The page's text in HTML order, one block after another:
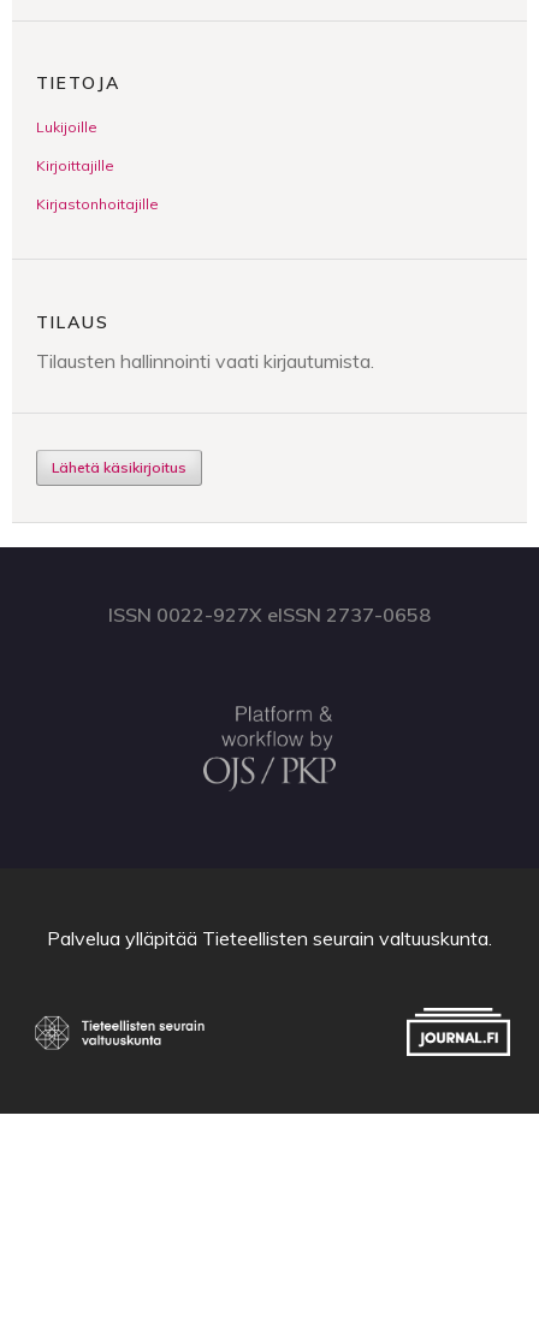
TIETOJA
Lukijoille
Kirjoittajille
Kirjastonhoitajille
TILAUS
Tilausten hallinnointi vaati kirjautumista.
Lähetä käsikirjoitus
ISSN 0022-927X eISSN 2737-0658
Palvelua ylläpitää Tieteellisten seurain valtuuskunta.